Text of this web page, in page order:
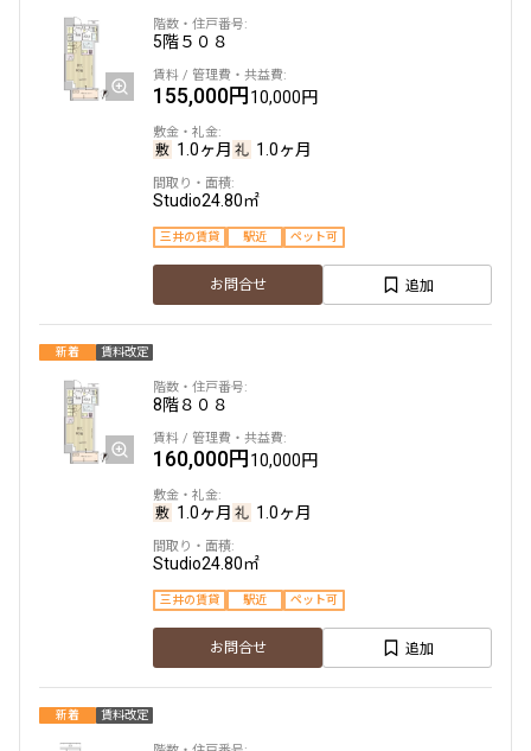
他条件
当社限定物件
専任物件
申込無し物件のみ表示
より詳細な絞り込み
建物施設やお部屋の設備、方位、階数などの絞り込みが
設定する
検索対象お部屋数
5階５０８
155,000円10,000円
1.0ヶ月 1.0ヶ月
Studio24.80㎡
三井の賃貸 駅近 ペット可
お問合せ 追加
新着 賃料改定
8階８０８
160,000円10,000円
1.0ヶ月 1.0ヶ月
Studio24.80㎡
三井の賃貸 駅近 ペット可
お問合せ 追加
新着 賃料改定